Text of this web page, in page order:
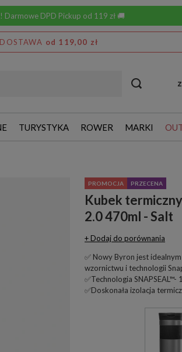
Darmowe DPD Pickup od 119 zł 🚚
od 119,00 zł
TURYSTYKA ROWER MARKI
PROMOCJA PRZECENA
Kubek
2.0 470ml - Salt
+ Dodaj do porównania
✅ Nowy Byron jest
wzornictwu i technologii
✅Technologia SNAPSEAL™-
✅Doskonała izolacja